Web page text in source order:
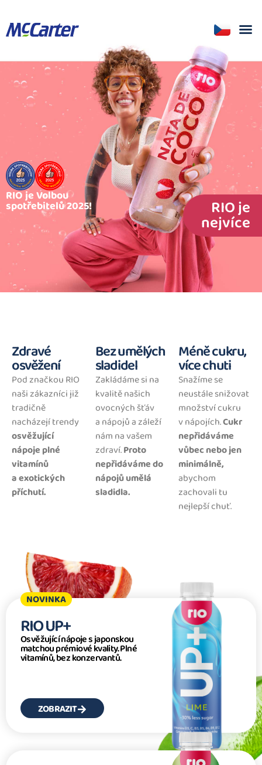
RIO je Volbou
spotřebitelů 2025! RIO je
nejvíce
Zdravé
osvěžení
Pod značkou RIO
naši zákazníci již
tradičně
nacházejí trendy
osvěžující
nápoje plné
vitamínů
a exotických
příchutí.
Bez umělých
sladidel
Zakládáme si na
kvalitě našich
ovocných šťáv
a nápojů a záleží
nám na vašem
zdraví.Proto
nepřidáváme do
nápojů umělá
sladidla.
Méně cukru,
více chuti
Snažíme se
neustále snižovat
množství cukru
v nápojích.Cukr
nepřidáváme
vůbec nebo jen
minimálně,
abychom
zachovali tu
nejlepší chuť.
NOVINKA
RIO UP+
Osvěžující nápoje s japonskou
matchou prémiové kvality. Plné
vitamínů, bez konzervantů​.
ZOBRAZIT